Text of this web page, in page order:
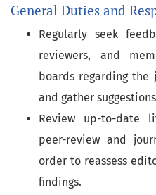
General Duties and
Regularly seek
reviewers, and
boards regarding the
and gather
Review up-to-date
peer-review and
order to reassess
findings.